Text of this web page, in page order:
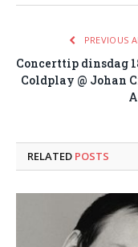
PREVIOUS
Concerttip dinsdag
Coldplay @ Johan
RELATED POSTS